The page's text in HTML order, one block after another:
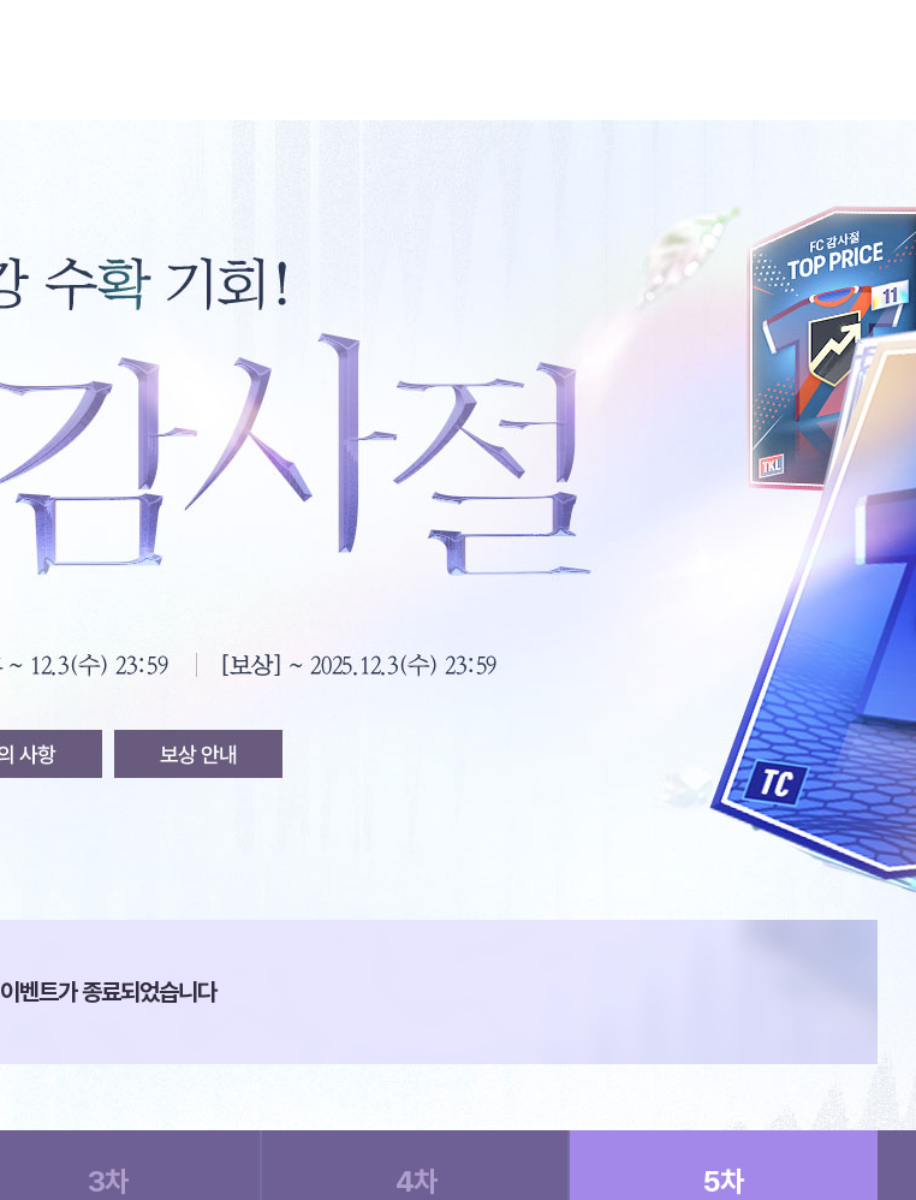
이벤트가 종료되었습니다
3차 4차 5차